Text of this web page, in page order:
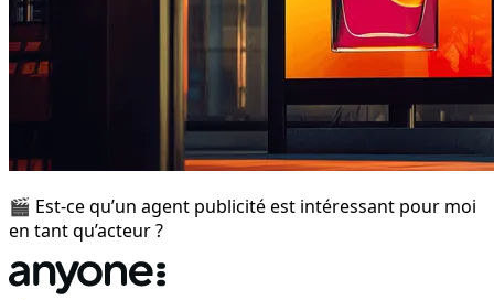
🎬 Est-ce qu’un agent publicité est intéressant pour moi
en tant qu’acteur ?